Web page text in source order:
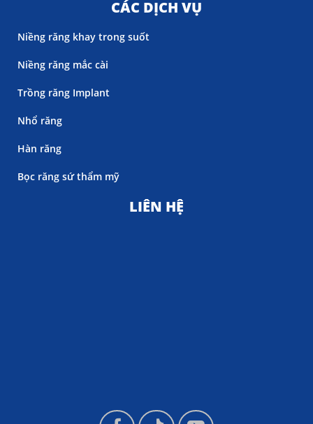
CÁC DỊCH VỤ
Niềng răng khay trong suốt
Niềng răng mắc cài
Trồng răng Implant
Nhổ răng
Hàn răng
Bọc răng sứ thẩm mỹ
LIÊN HỆ